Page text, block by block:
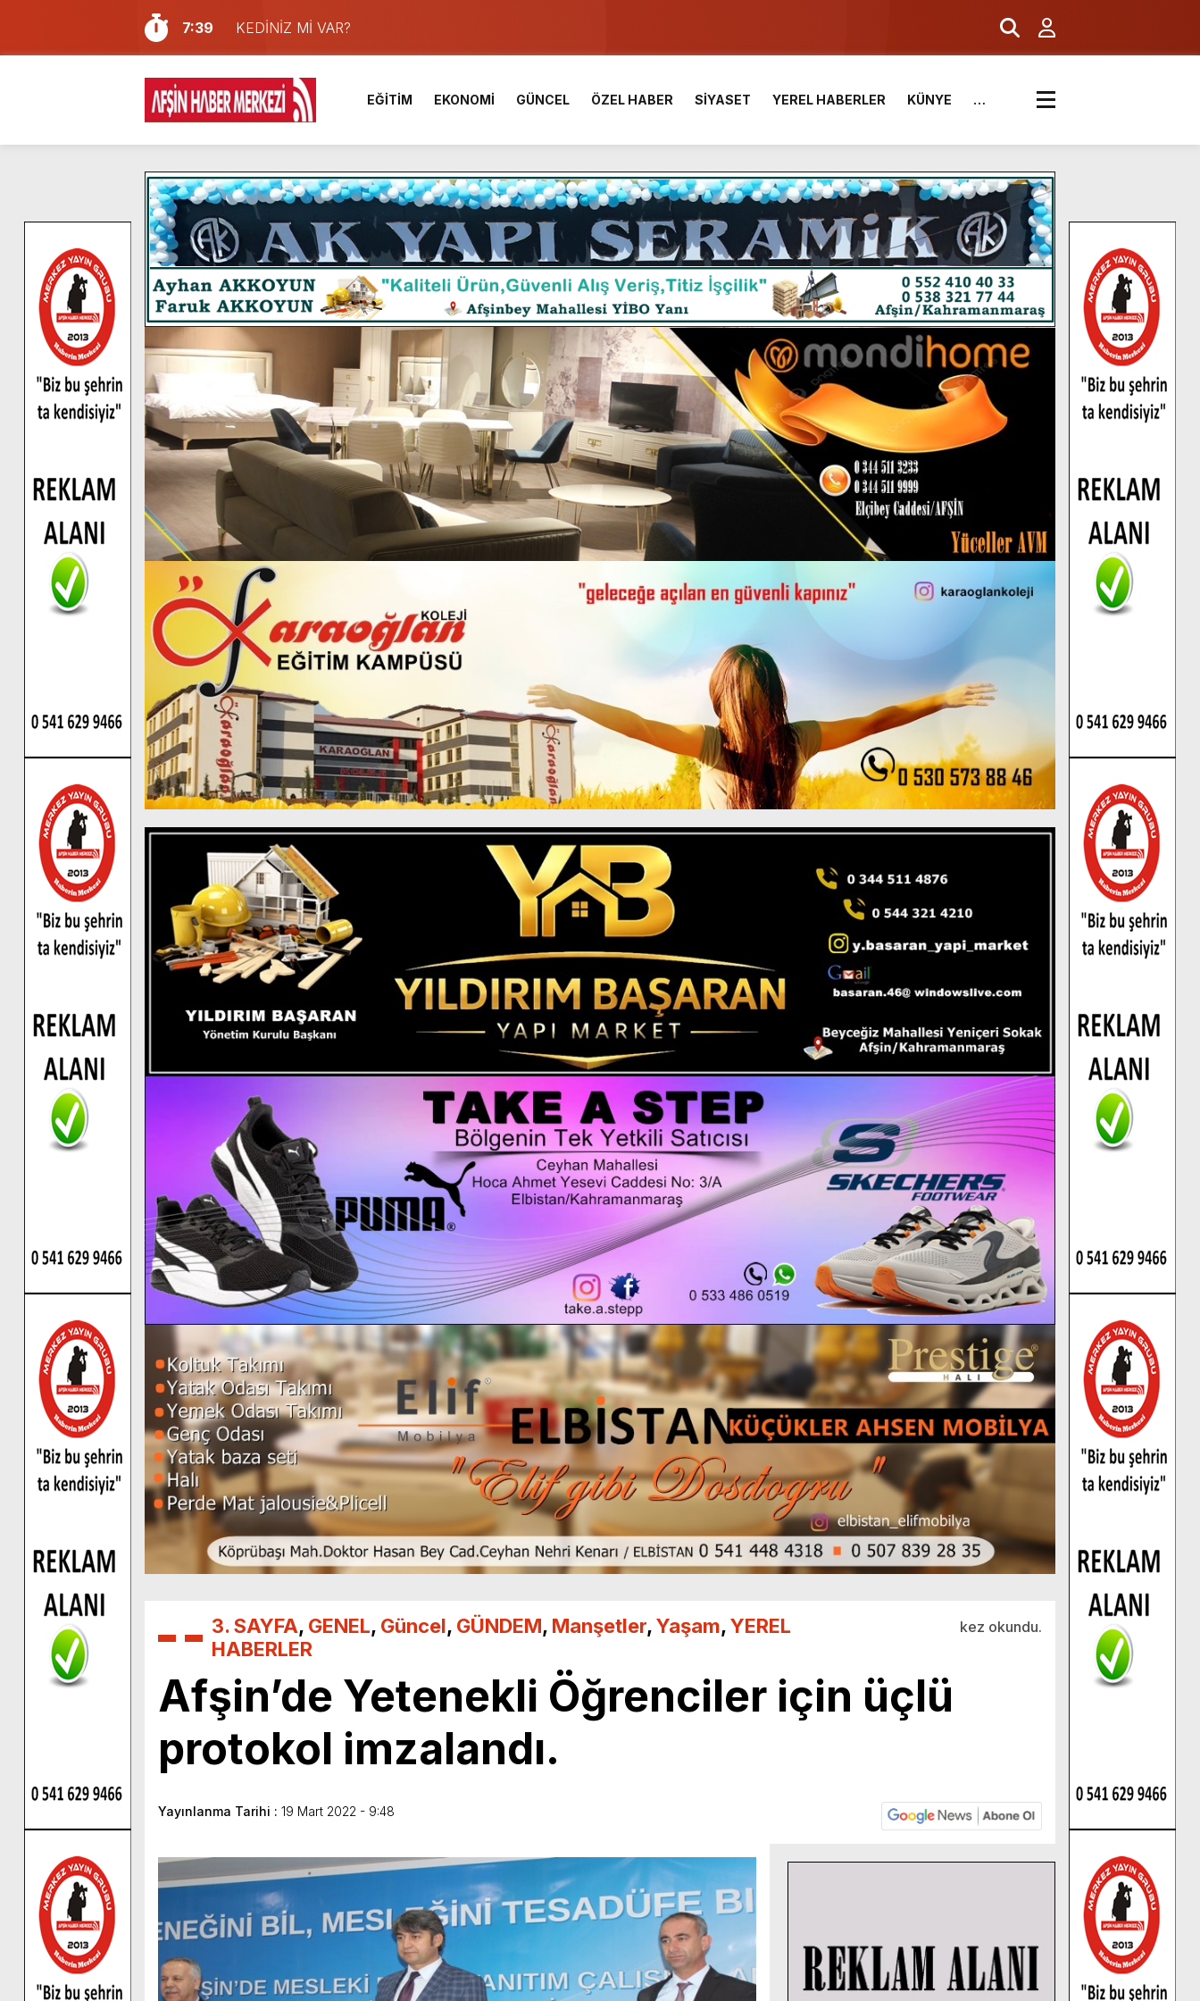
7:39
KEDİNİZ Mİ VAR?
7:27
Cumhurbaşkanı Erdoğan, Ayser Çalık Ortaokulu Şehitlerinin Aileleriyle Bir Araya Geldi.
13:57
Afşin Heyetinden Kaymakam Muammer Sarıdoğan’a Beşikdüzü’nde hayırlı olsun ziyareti.
10:34
Vatandaşlardan Ağustos Fuarı’na Tam Not.
16:48
Pusula Maraş Kamplarında 2 Bin Genç Doğa ve Bilimle Buluştu.
16:46
Pusula Maraş’ın Akademik Desteği Türkiye Derecesi Getirdi.
9:47
Afşin’de Orjinal deri işçiliği hediyelik eşya satışı Yunus Dağdelen tarafından yaşatılıyor.
8:37
Başkan Furkan Kılınç: “Bu birliktelik, Afşin Spor’un en büyük gücüdür.”
4:28
Başkan Görgel, Kahramanmaraş Kalesinde çalışmaları yerinde inceledi.
14:05
Madrigal, Perşembe Günü KAFUM’da Sahne Alacak.
EĞİTİM EKONOMİ GÜNCEL ÖZEL HABER SİYASET YEREL HABERLER KÜNYE …
3. SAYFA, GENEL, Güncel, GÜNDEM, Manşetler,Yaşam,YEREL
HABERLER
kez okundu.
Afşin’de Yetenekli Öğrenciler için üçlü
protokol imzalandı.
Yayınlanma Tarihi : 19 Mart 2022 - 9:48